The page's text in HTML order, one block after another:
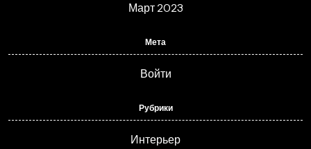
Март 2023
Мета
Войти
Рубрики
Интерьер